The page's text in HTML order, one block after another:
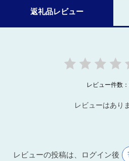
返礼品レビュー
レビュー件数：
レビューはあり
レビューの投稿は、ログイン後